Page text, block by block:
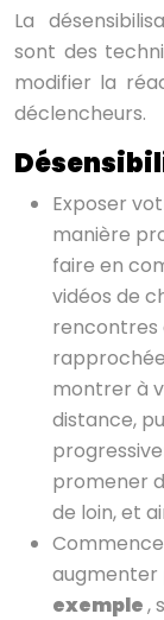
La
sont des
modifier la
déclencheurs.
Exposer
manière
faire en
vidéos de
rencontres
montrer à
distance,
promener
de loin, et
augmenter
exemple,